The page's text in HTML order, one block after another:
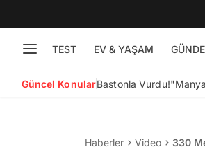
TEST EV & YAŞAM
Güncel KonularBastonla Vurdu!
Haberler Video 330